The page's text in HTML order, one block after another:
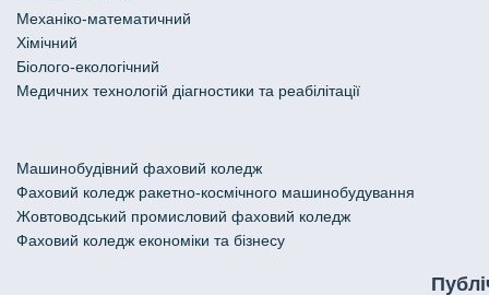
Механіко-математичний
Хімічний
Біолого-екологічний
Медичних технологій діагностики та реабілітації
Машинобудівний фаховий коледж
Фаховий коледж ракетно-космічного машинобудування
Жовтоводський промисловий фаховий коледж
Фаховий коледж економіки та бізнесу